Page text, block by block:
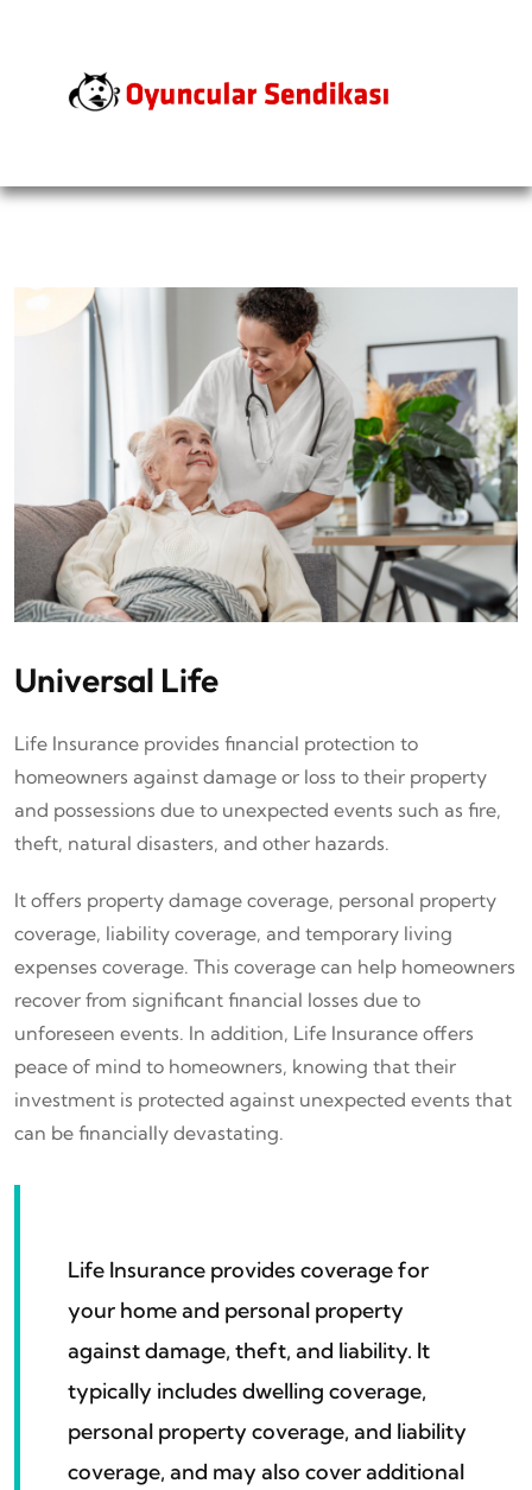
Universal Life
Life Insurance provides financial protection to
homeowners against damage or loss to their property
and possessions due to unexpected events such as fire,
theft, natural disasters, and other hazards.
It offers property damage coverage, personal property
coverage, liability coverage, and temporary living
expenses coverage. This coverage can help homeowners
recover from significant financial losses due to
unforeseen events. In addition, Life Insurance offers
peace of mind to homeowners, knowing that their
investment is protected against unexpected events that
can be financially devastating.
Life Insurance provides coverage for
your home and personal property
against damage, theft, and liability. It
typically includes dwelling coverage,
personal property coverage, and liability
coverage, and may also cover additional